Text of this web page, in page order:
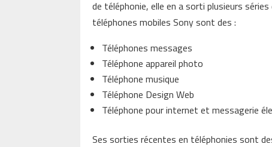
de téléphonie, elle en a sorti plusieurs
téléphones mobiles Sony sont des :
Téléphones messages
Téléphone appareil photo
Téléphone musique
Téléphone Design Web
Téléphone pour internet et messagerie
Ses sorties récentes en téléphonies sont